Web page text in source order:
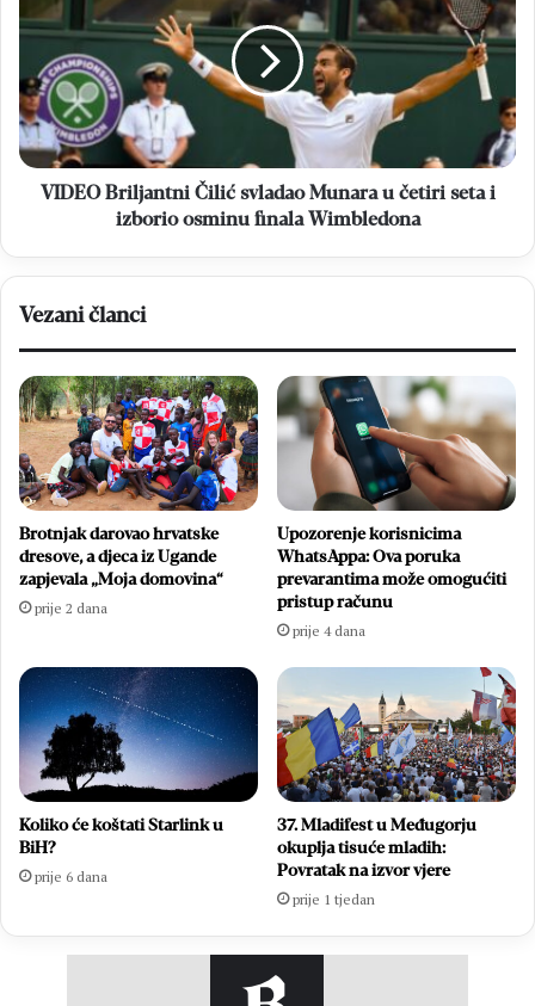
plaća
Čilić
svladao
Munara
u
četiri
seta
i
izborio
VIDEO Briljantni Čilić svladao Munara u četiri seta i
izborio osminu finala Wimbledona
Vezani članci
Brotnjak darovao hrvatske
dresove, a djeca iz Ugande
zapjevala „Moja domovina“
prije 2 dana
Upozorenje korisnicima
WhatsAppa: Ova poruka
prevarantima može omogućiti
pristup računu
prije 4 dana
Koliko će koštati Starlink u
BiH?
prije 6 dana
37. Mladifest u Međugorju
okuplja tisuće mladih:
Povratak na izvor vjere
prije 1 tjedan